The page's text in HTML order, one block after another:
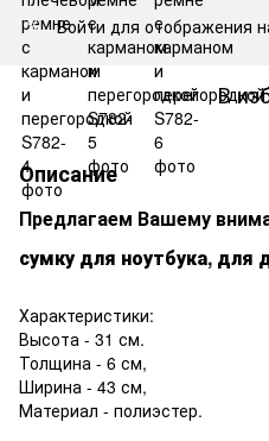
% Войти для отображения
В
Описание
Предлагаем Вашему
сумкудля ноутбука, для
Характеристики:
Высота - 31 см.
Толщина - 6 см,
Ширина - 43 см,
Материал - полиэстер.